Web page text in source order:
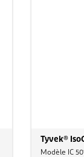
Tyvek®
Modèle IC